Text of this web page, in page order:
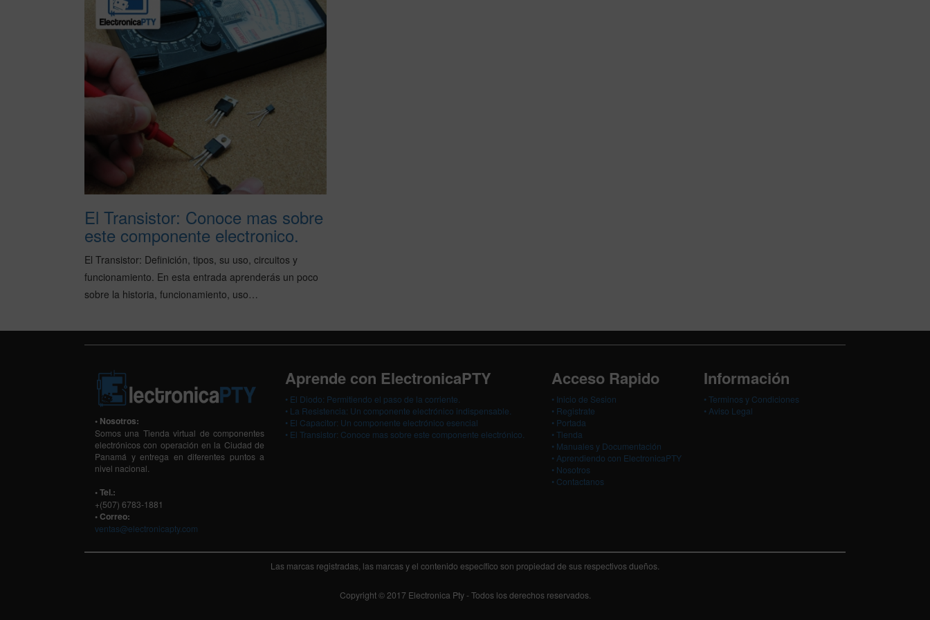
El Transistor: Conoce mas sobre
este componente electronico.
El Transistor: Definición, tipos, su uso, circuitos y
funcionamiento. En esta entrada aprenderás un poco
sobre la historia, funcionamiento, uso…
• Nosotros:
Somos una Tienda virtual de componentes
electrónicos con operación en la Ciudad de
Panamá y entrega en diferentes puntos a
nivel nacional.
• Tel.:
+(507) 6783-1881
• Correo:
ventas@electronicapty.com
Aprende con ElectronicaPTY
• El Diodo: Permitiendo el paso de la corriente.
• La Resistencia: Un componente electrónico indispensable.
• El Capacitor: Un componente electrónico esencial
• El Transistor: Conoce mas sobre este componente electrónico.
Acceso Rapido
• Inicio de Sesion
• Registrate
• Portada
•Tienda
• Manuales y Documentación
• Aprendiendo con ElectronicaPTY
• Nosotros
• Contactanos
Información
• Terminos y Condiciones
• Aviso Legal
Las marcas registradas, las marcas y el contenido específico son propiedad de sus respectivos dueños.
Copyright © 2017 Electronica Pty - Todos los derechos reservados.